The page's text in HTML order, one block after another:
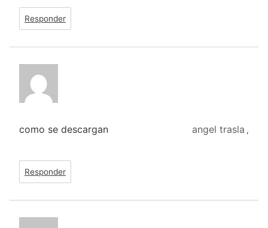
Responder
angel trasla ,
como se descargan
Responder